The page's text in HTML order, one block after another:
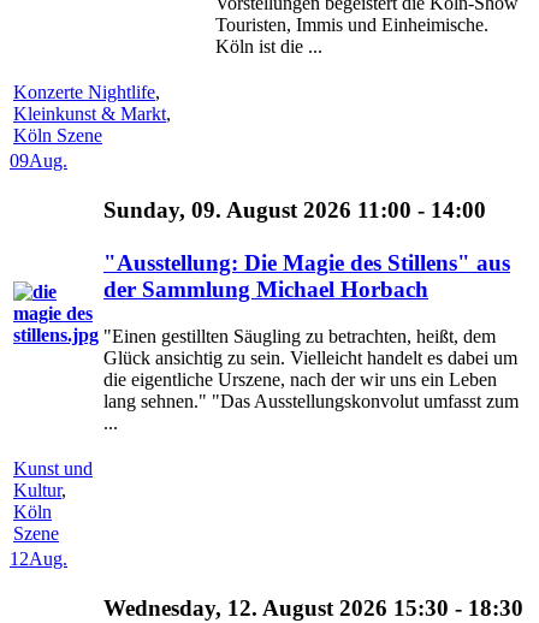
Touristen, Immis und Einheimische.
Köln ist die ...
Konzerte Nightlife,
Kleinkunst & Markt,
Köln Szene
09Aug.
Sunday, 09. August 2026 11:00 - 14:00
"Ausstellung: Die Magie des Stillens" aus
der Sammlung Michael Horbach
"Einen gestillten Säugling zu betrachten, heißt, dem
Glück ansichtig zu sein. Vielleicht handelt es dabei um
die eigentliche Urszene, nach der wir uns ein Leben
lang sehnen." "Das Ausstellungskonvolut umfasst zum
...
Kunst und
Kultur,
Köln
Szene
12Aug.
Wednesday, 12. August 2026 15:30 - 18:30